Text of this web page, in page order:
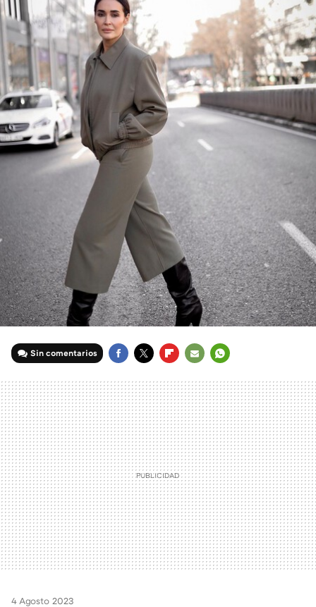
Sin comentarios
MAIL
4 Agosto 2023